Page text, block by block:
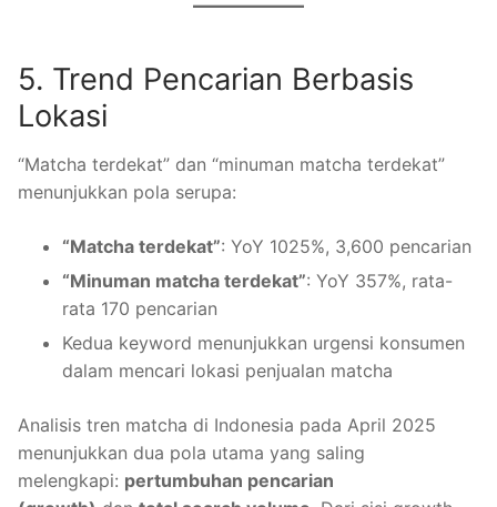
5. Trend Pencarian Berbasis
Lokasi
“Matcha terdekat” dan “minuman matcha terdekat”
menunjukkan pola serupa:
“Matcha terdekat”: YoY 1025%, 3,600 pencarian
“Minuman matcha terdekat”: YoY 357%, rata-
rata 170 pencarian
Kedua keyword menunjukkan urgensi konsumen
dalam mencari lokasi penjualan matcha
Analisis tren matcha di Indonesia pada April 2025
menunjukkan dua pola utama yang saling
melengkapi: pertumbuhan pencarian